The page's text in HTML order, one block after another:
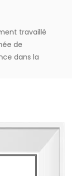
travaillé
de
dans la
de la nature,
occidental aux
une capacité
devenir une
parfum. Elle